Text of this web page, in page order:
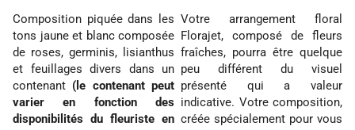
Composition piquée dans les
tons jaune et blanc composée
de roses, germinis, lisianthus
et feuillages divers dans un
contenant (le contenant peut
varier en fonction des
disponibilités du fleuriste en
Votre arrangement floral
Florajet, composé de fleurs
fraîches, pourra être quelque
peu différent du visuel
présenté qui a valeur
indicative. Votre composition,
créée spécialement pour vous